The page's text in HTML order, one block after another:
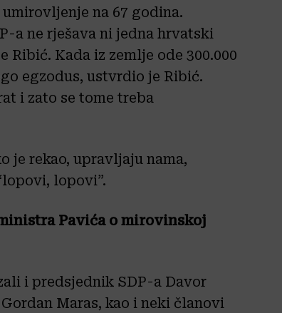
na 67 godina.
a ne rješava ni jedna hrvatski
Kada iz zemlje ode 300.000
egzodus, ustvrdio je Ribić.
i zato se tome treba
je rekao, upravljaju nama,
lopovi”.
Pavića o mirovinskoj
i predsjednik SDP-a Davor
Maras, kao i neki članovi